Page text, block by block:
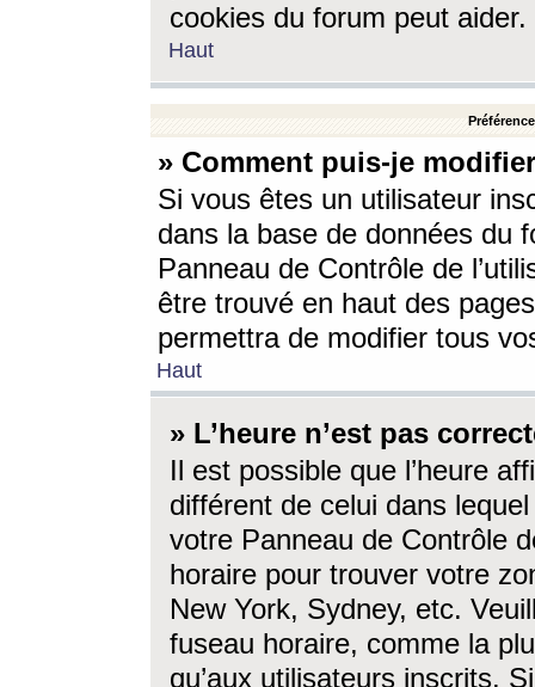
cookies du forum peut aider.
Haut
» Comment puis-je
Si vous êtes un utilisateur
dans la base de données du
Panneau de Contrôle de
être trouvé en haut des
permettra de modifier tous
Haut
» L’heure n’est pas
Il est possible que l’heure
différent de celui dans
votre Panneau de Contrôle
horaire pour trouver votre
New York, Sydney, etc.
fuseau horaire, comme la
qu’aux utilisateurs inscrits.